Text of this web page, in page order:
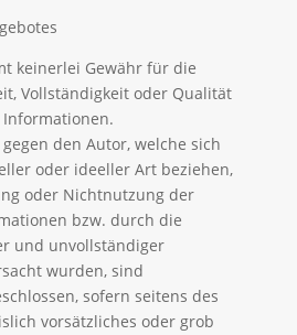
keinerlei Gewähr für die
Vollständigkeit oder Qualität
den Autor, welche sich
oder ideeller Art beziehen,
oder Nichtnutzung der
bzw. durch die
und unvollständiger
wurden, sind
sofern seitens des
vorsätzliches oder grob